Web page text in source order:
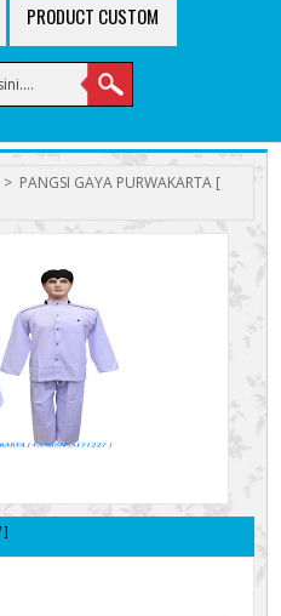
PRODUCT CUSTOM
> PANGSI GAYA PURWAKARTA [
]